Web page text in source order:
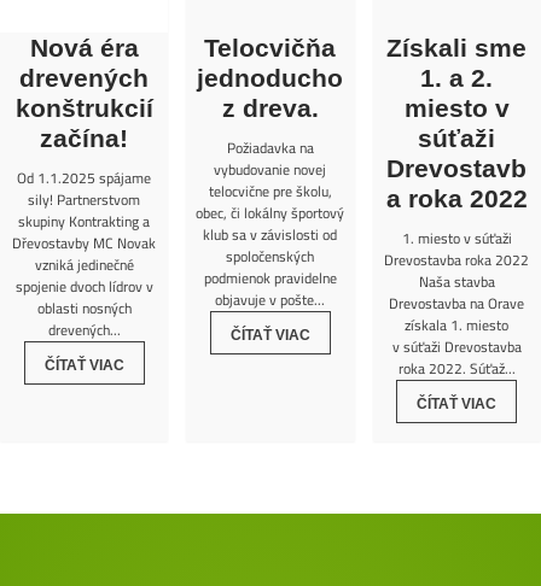
Nová éra
drevených
konštrukcií
začína!
Od 1.1.2025 spájame
sily! Partnerstvom
skupiny Kontrakting a
Dřevostavby MC Novak
vzniká jedinečné
spojenie dvoch lídrov v
oblasti nosných
drevených...
ČÍTAŤ VIAC
Telocvičňa
jednoducho
z dreva.
Požiadavka na
vybudovanie novej
telocvične pre školu,
obec, či lokálny športový
klub sa v závislosti od
spoločenských
podmienok pravidelne
objavuje v pošte...
ČÍTAŤ VIAC
Získali sme
1. a 2.
miesto v
súťaži
Drevostavb
a roka 2022
1. miesto v súťaži
Drevostavba roka 2022
Naša stavba
Drevostavba na Orave
získala 1. miesto
v súťaži Drevostavba
roka 2022. Súťaž...
ČÍTAŤ VIAC